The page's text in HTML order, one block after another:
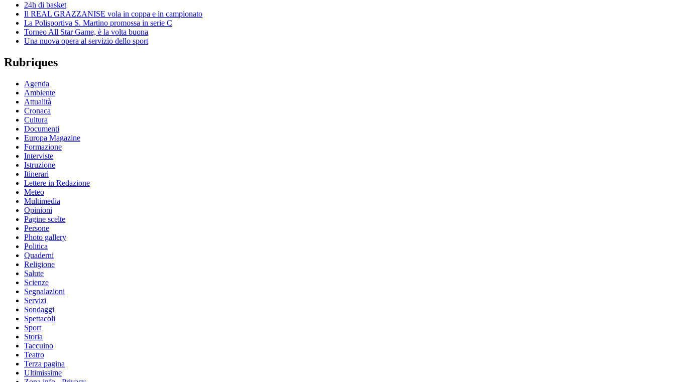
24h di basket
Il REAL GRAZZANISE vola in coppa e in campionato
La Polisportiva S. Martino promossa in serie C
Torneo All Star Game, è la volta buona
Una nuova opera al servizio dello sport
Rubriques
Agenda
Ambiente
Attualità
Cronaca
Cultura
Documenti
Europa Magazine
Formazione
Interviste
Istruzione
Itinerari
Lettere in Redazione
Meteo
Multimedia
Opinioni
Pagine scelte
Persone
Photo gallery
Politica
Quaderni
Religione
Salute
Scienze
Segnalazioni
Servizi
Sondaggi
Spettacoli
Sport
Storia
Taccuino
Teatro
Terza pagina
Ultimissime